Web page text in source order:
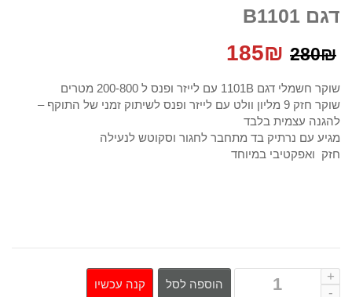
דגם B1101
280₪
המחיר
המקורי
היה:
280₪.
185₪
הנוכחי
הוא:
185₪.
שוקר חשמלי דגם 1101B עם לייזר ופנס ל 200-800 מטרים
שוקר חזק 9 מליון וולט עם לייזר ופנס לשיתוק זמני של התוקף –
להגנה עצמית בלבד
מגיע עם נרתיק בד מתחבר לחגור וסקוטש לנעילה
חזק ואפקטיבי במיוחד
הוספה לסל קנה עכשיו